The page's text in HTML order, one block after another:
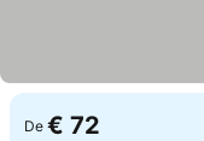
De € 72